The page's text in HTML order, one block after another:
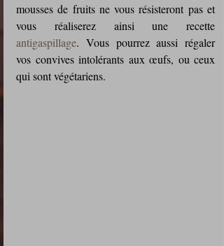
mousses de fruits ne vous résisteront pas et
antigaspillage. Vous pourrez aussi régaler
vos convives intolérants aux œufs, ou ceux
qui sont végétariens.